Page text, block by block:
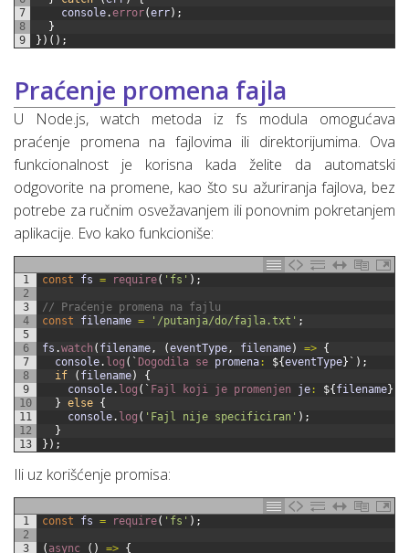
7
8
9
console.error(err) ;
}
} ) ( ) ;
Praćenje promena fajla
U Node.js, watch metoda iz fs modula omogućava
praćenje promena na fajlovima ili direktorijumima. Ova
funkcionalnost je korisna kada želite da automatski
odgovorite na promene, kao što su ažuriranja fajlova, bez
potrebe za ručnim osvežavanjem ili ponovnim pokretanjem
aplikacije. Evo kako funkcioniše:
1
2
3
4
5
6
7
8
9
10
11
12
13
const fs = require( 'fs' ) ;
// Praćenje promena na fajlu
const
filename = '/putanja/do/fajla.txt' ;
fs .watch ( filename, (eventType, filename) => {
console. log ( ` Dogodila se promena : ${eventType} ` ) ;
if
( filename)
{
console. log ( ` Fajl koji je promenjen je : ${ filename}
} else {
console. log ( 'Fajl nije specificiran' ) ;
}
} ) ;
Ili uz korišćenje promisa:
1
2
3
const fs = require( 'fs' ) ;
( async ( ) => {